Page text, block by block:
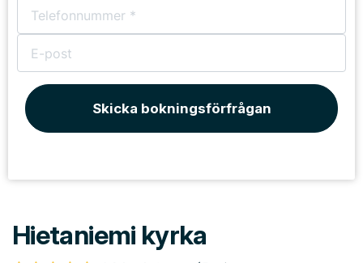
Skicka bokningsförfrågan
Hietaniemi kyrka